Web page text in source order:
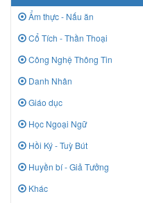
Ẩm thực - Nấu ăn
Cổ Tích - Thần Thoại
Công Nghệ Thông Tin
Danh Nhân
Giáo dục
Học Ngoại Ngữ
Hồi Ký - Tuỳ Bút
Huyền bí - Giả Tưởng
Khác